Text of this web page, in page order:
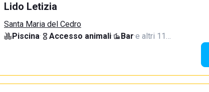
Lido Letizia
Santa Maria del Cedro
Piscina· Accesso animali· Bar·e altri 11…